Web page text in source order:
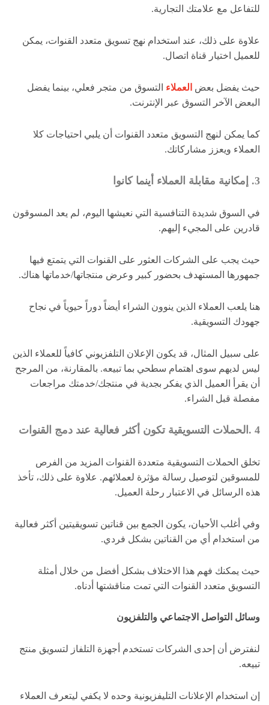
للتفاعل مع علامتك التجارية.
علاوة على ذلك، عند استخدام نهج تسويق متعدد القنوات، يمكن
للعميل اختيار قناة اتصال.
حيث يفضل بعض العملاء التسوق من متجر فعلي، بينما يفضل
البعض الآخر التسوق عبر الإنترنت.
كما يمكن لنهج التسويق متعدد القنوات أن يلبي احتياجات كلا
العملاء ويعزز مشاركاتك.
3. إمكانية مقابلة العملاء أينما كانوا
في السوق شديدة التنافسية التي نعيشها اليوم، لم يعد المسوقون
قادرين على المجيء إليهم.
حيث يجب على الشركات العثور على القنوات التي يتمتع فيها
جمهورها المستهدف بحضور كبير وعرض منتجاتها/خدماتها هناك.
هنا يلعب العملاء الذين ينوون الشراء أيضاً دوراً حيوياً في نجاح
جهودك التسويقية.
على سبيل المثال، قد يكون الإعلان التلفزيوني كافياً للعملاء الذين
ليس لديهم سوى اهتمام سطحي بما تبيعه. بالمقارنة، من المرجح
أن يقرأ العميل الذي يفكر بجدية في منتجك/خدمتك مراجعات
مفصلة قبل الشراء.
4 .الحملات التسويقية تكون أكثر فعالية عند دمج القنوات
تخلق الحملات التسويقية متعددة القنوات المزيد من الفرص
للمسوقين لتوصيل رسالة مؤثرة لعملائهم. علاوة على ذلك، تأخذ
هذه الرسائل في الاعتبار رحلة العميل.
وفي أغلب الأحيان، يكون الجمع بين قناتين تسويقيتين أكثر فعالية
من استخدام أي من القناتين بشكل فردي.
حيث يمكنك فهم هذا الاختلاف بشكل أفضل من خلال أمثلة
التسويق متعدد القنوات التي تمت مناقشتها أدناه.
وسائل التواصل الاجتماعي والتلفزيون
لنفترض أن إحدى الشركات تستخدم أجهزة التلفاز لتسويق منتج
تبيعه.
إن استخدام الإعلانات التليفزيونية وحده لا يكفي ليتعرف العملاء